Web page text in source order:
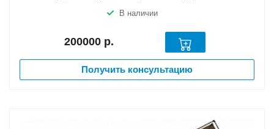
В наличии
200000 р.
Получить консультацию